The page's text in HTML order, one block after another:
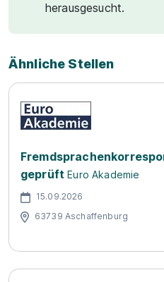
herausgesucht.
Ähnliche Stellen
geprüft Euro Akademie
15.09.2026
63739 Aschaffenburg